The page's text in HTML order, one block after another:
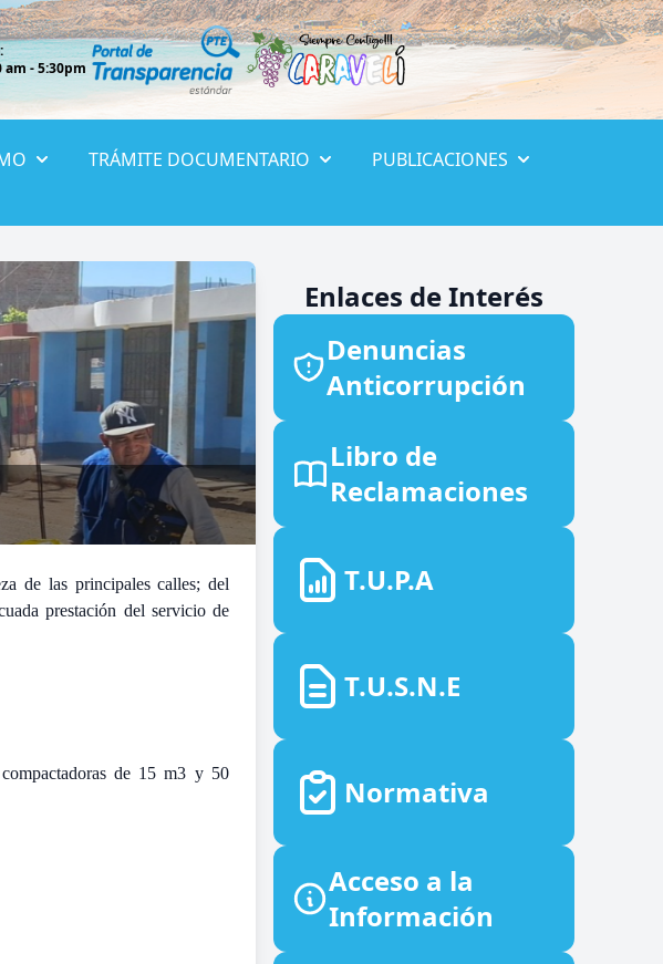
am - 5:30pm
TRÁMITE DOCUMENTARIO
PUBLICACIONES
de las principales calles; del
prestación del servicio de
de 15 m3 y 50
Enlaces de Interés
Denuncias
Anticorrupción
Libro de
Reclamaciones
T.U.P.A
T.U.S.N.E
Normativa
Acceso a la
Información